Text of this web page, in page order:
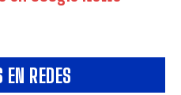
EN REDES